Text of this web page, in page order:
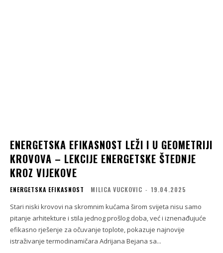
ENERGETSKA EFIKASNOST LEŽI I U GEOMETRIJI
KROVOVA – LEKCIJE ENERGETSKE ŠTEDNJE
KROZ VIJEKOVE
ENERGETSKA EFIKASNOST MILICA VUCKOVIC - 19.04.2025
Stari niski krovovi na skromnim kućama širom svijeta nisu samo
pitanje arhitekture i stila jednog prošlog doba, već i iznenađujuće
efikasno rješenje za očuvanje toplote, pokazuje najnovije
istraživanje termodinamičara Adrijana Bejana sa...